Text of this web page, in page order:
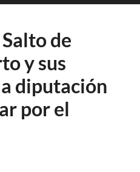
de
y sus
diputación
por el